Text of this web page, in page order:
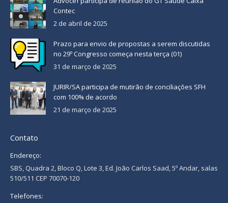
Contec
2 de abril de 2025
Prazo para envio de propostas a serem discutidas
no 29º Congresso começa nesta terça (01)
31 de março de 2025
JURIR/SA participa de mutirão de conciliações SFH
com 100% de acordo
21 de março de 2025
Contato
Endereço:
SBS, Quadra 2, Bloco Q, Lote 3, Ed. João Carlos Saad, 5º Andar, salas
510/511 CEP 70070-120
Telefones: